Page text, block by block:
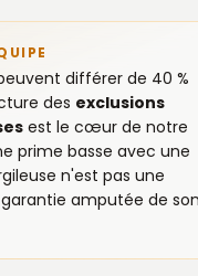
différer de 40 %
des exclusions
est le cœur de notre
prime basse avec une
n'est pas une
amputée de